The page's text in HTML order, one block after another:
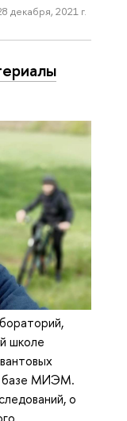
декабря, 2021 г.
школе
базе МИЭМ.
о